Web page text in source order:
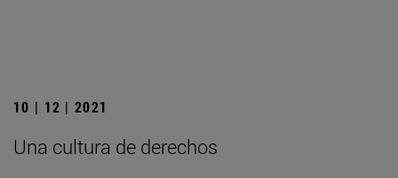
10 | 12 | 2021
Una cultura de derechos